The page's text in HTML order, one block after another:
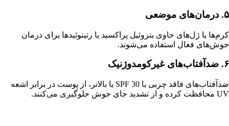
۵. درمان‌های موضعی
کرم‌ها یا ژل‌های حاوی بنزوئیل پراکسید یا رتینوئیدها برای درمان
جوش‌های فعال استفاده می‌شوند.
۶. ضدآفتاب‌های غیرکومدوژنیک
ضدآفتاب‌های فاقد چربی با SPF 30 یا بالاتر، از پوست در برابر اشعه
UV محافظت کرده و از تشدید جای جوش جلوگیری می‌کنند.